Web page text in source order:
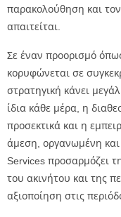
παρακολούθηση και
απαιτείται.
Σε έναν προορισμό
κορυφώνεται σε
στρατηγική κάνει
ίδια κάθε μέρα, η
προσεκτικά και η
άμεση, οργανωμένη
Services προσαρμόζει
του ακινήτου και της
αξιοποίηση στις